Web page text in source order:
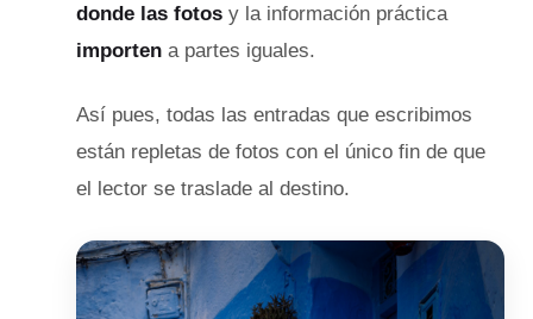
donde las fotos y la información práctica
importen a partes iguales.
Así pues, todas las entradas que escribimos
están repletas de fotos con el único fin de que
el lector se traslade al destino.